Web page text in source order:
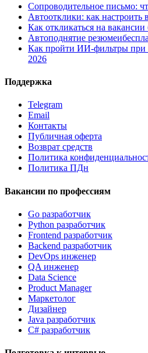
Сопроводительное письмо:
Автоотклики: как настроить
Как откликаться на
Автоподнятие
Как пройти ИИ-фильтры при
2026
Поддержка
Telegram
Email
Контакты
Публичная оферта
Возврат средств
Политика
Политика ПДн
Вакансии по профессиям
Go разработчик
Python разработчик
Frontend разработчик
Backend разработчик
DevOps инженер
QA инженер
Data Science
Product Manager
Маркетолог
Дизайнер
Java разработчик
C# разработчик